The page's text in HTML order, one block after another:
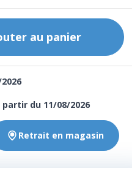
au panier
partir du 11/08/2026
Retrait en magasin